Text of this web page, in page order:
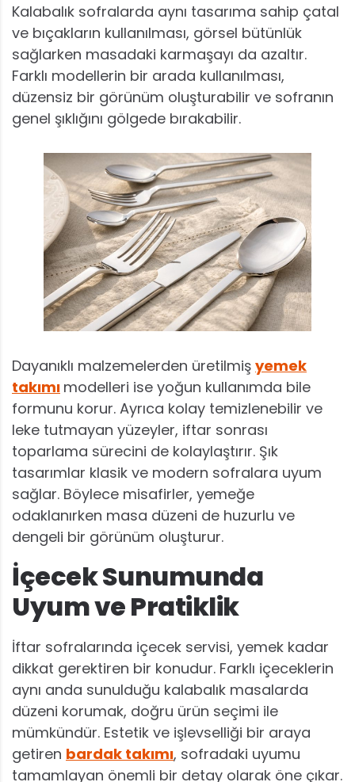
Kalabalık sofralarda aynı tasarıma sahip çatal
ve bıçakların kullanılması, görsel bütünlük
sağlarken masadaki karmaşayı da azaltır.
Farklı modellerin bir arada kullanılması,
düzensiz bir görünüm oluşturabilir ve sofranın
genel şıklığını gölgede bırakabilir.
Dayanıklı malzemelerden üretilmiş yemek
takımı modelleri ise yoğun kullanımda bile
formunu korur. Ayrıca kolay temizlenebilir ve
leke tutmayan yüzeyler, iftar sonrası
toparlama sürecini de kolaylaştırır. Şık
tasarımlar klasik ve modern sofralara uyum
sağlar. Böylece misafirler, yemeğe
odaklanırken masa düzeni de huzurlu ve
dengeli bir görünüm oluşturur.
İçecek Sunumunda
Uyum ve Pratiklik
İftar sofralarında içecek servisi, yemek kadar
dikkat gerektiren bir konudur. Farklı içeceklerin
aynı anda sunulduğu kalabalık masalarda
düzeni korumak, doğru ürün seçimi ile
mümkündür. Estetik ve işlevselliği bir araya
getiren bardak takımı, sofradaki uyumu
tamamlayan önemli bir detay olarak öne çıkar.